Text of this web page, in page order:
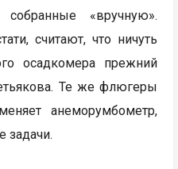
«вручную».
считают, что ничуть
осадкомера прежний
Те же флюгеры
анеморумбометр,
задачи.